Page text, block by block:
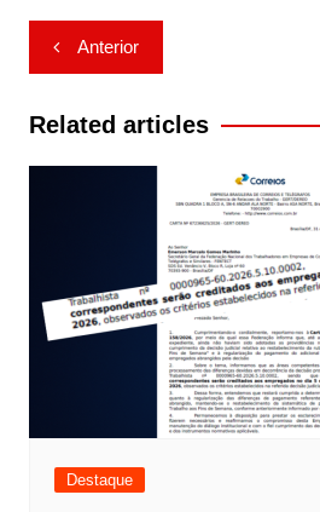
Navegação
de
Post
Anterior
Related articles
Destaque